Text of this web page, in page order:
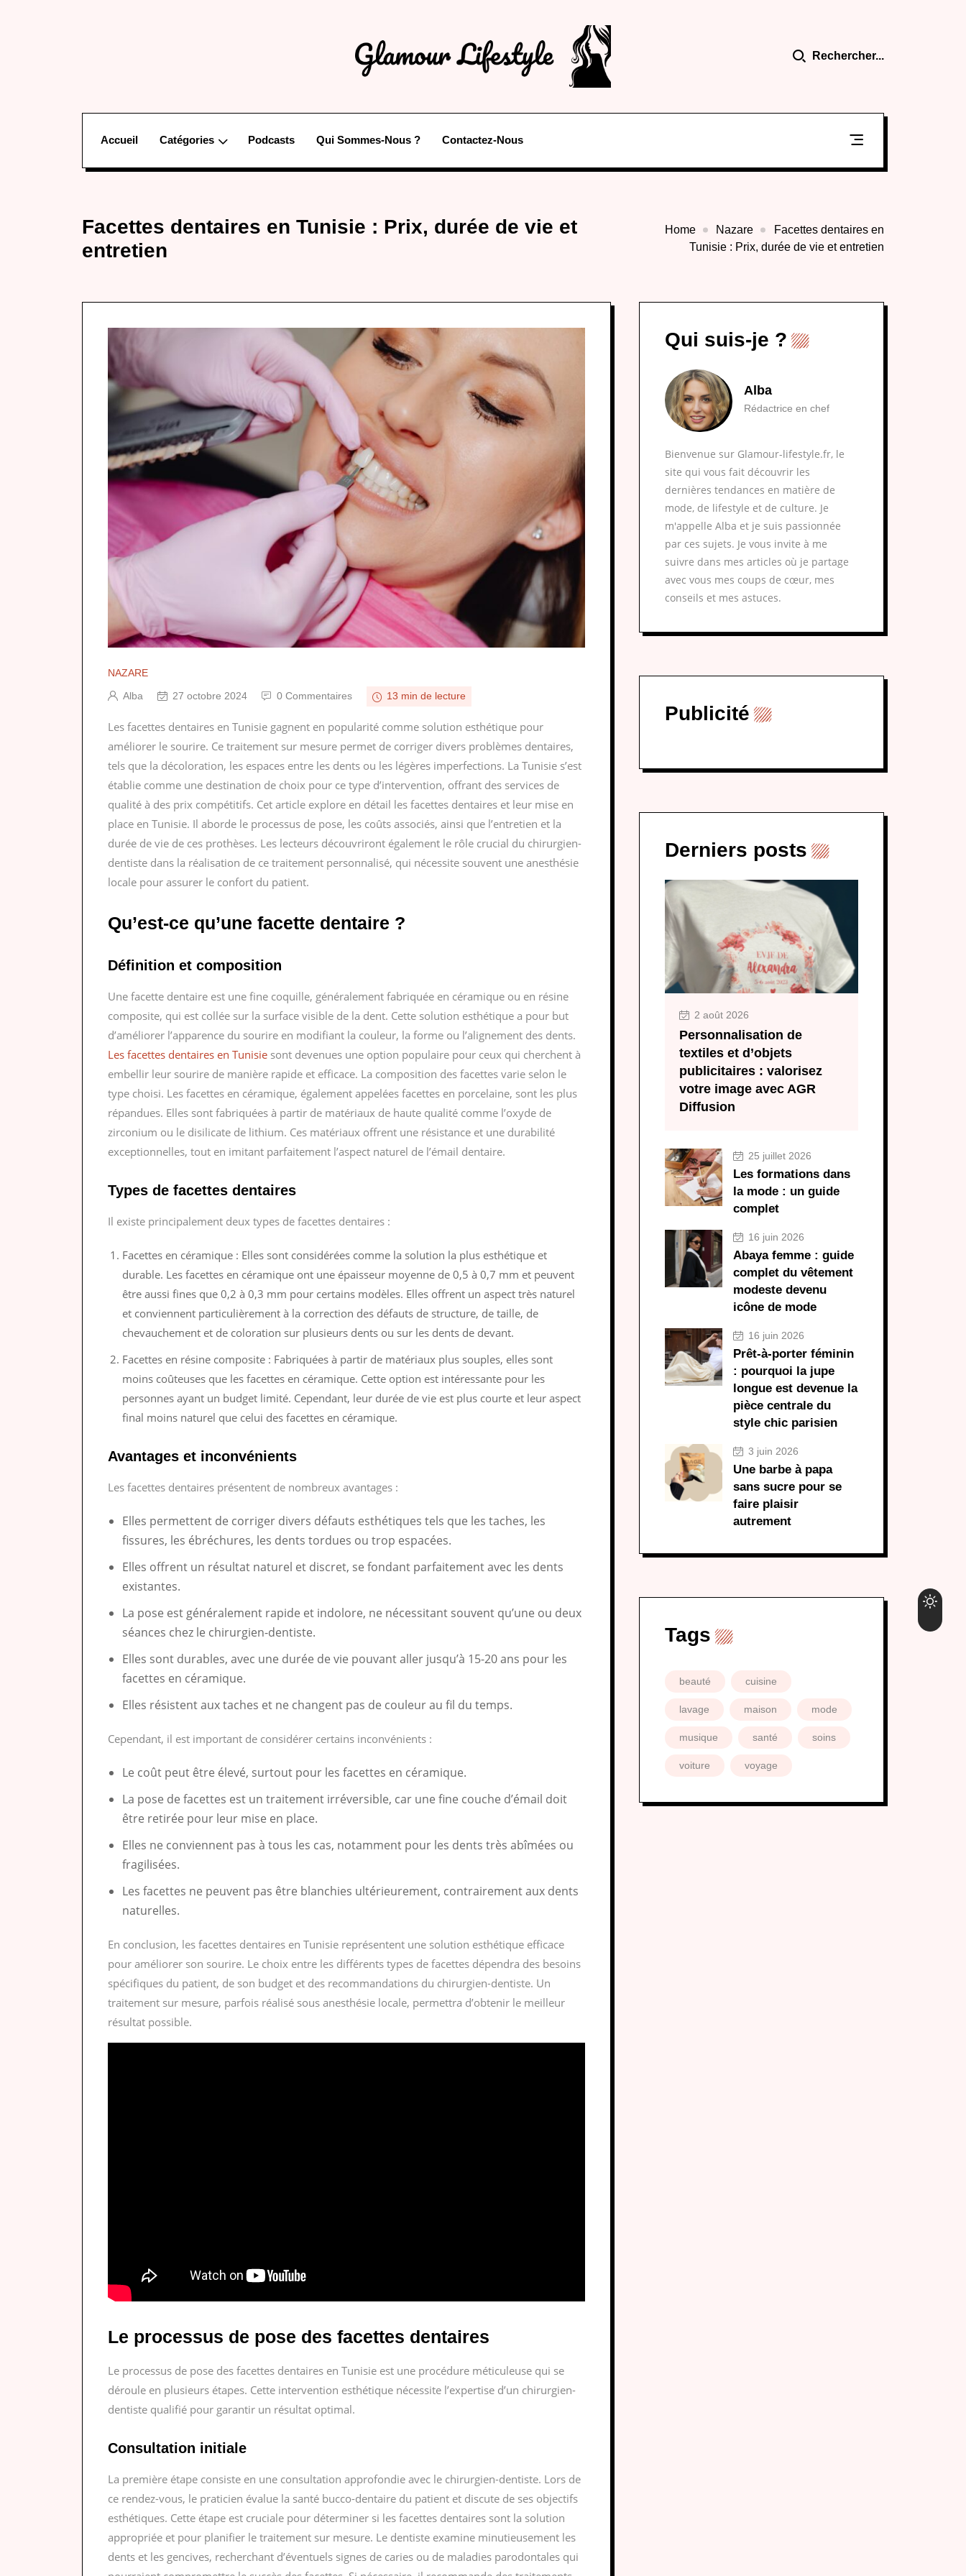
Rechercher...
Accueil Catégories Podcasts Qui Sommes-Nous ? Contactez-Nous
Facettes dentaires en Tunisie : Prix, durée de vie et
entretien
Home Nazare
Facettes dentaires en
Tunisie : Prix, durée de vie et entretien
NAZARE
Alba
27 octobre 2024 0 Commentaires 13 min de lecture
Les facettes dentaires en Tunisie gagnent en popularité comme solution esthétique pour
améliorer le sourire. Ce traitement sur mesure permet de corriger divers problèmes dentaires,
tels que la décoloration, les espaces entre les dents ou les légères imperfections. La Tunisie s’est
établie comme une destination de choix pour ce type d’intervention, offrant des services de
qualité à des prix compétitifs. Cet article explore en détail les facettes dentaires et leur mise en
place en Tunisie. Il aborde le processus de pose, les coûts associés, ainsi que l’entretien et la
durée de vie de ces prothèses. Les lecteurs découvriront également le rôle crucial du chirurgien-
dentiste dans la réalisation de ce traitement personnalisé, qui nécessite souvent une anesthésie
locale pour assurer le confort du patient.
Qu’est-ce qu’une facette dentaire ?
Définition et composition
Une facette dentaire est une fine coquille, généralement fabriquée en céramique ou en résine
composite, qui est collée sur la surface visible de la dent. Cette solution esthétique a pour but
d’améliorer l’apparence du sourire en modifiant la couleur, la forme ou l’alignement des dents.
Les facettes dentaires en Tunisie sont devenues une option populaire pour ceux qui cherchent à
embellir leur sourire de manière rapide et efficace. La composition des facettes varie selon le
type choisi. Les facettes en céramique, également appelées facettes en porcelaine, sont les plus
répandues. Elles sont fabriquées à partir de matériaux de haute qualité comme l’oxyde de
zirconium ou le disilicate de lithium. Ces matériaux offrent une résistance et une durabilité
exceptionnelles, tout en imitant parfaitement l’aspect naturel de l’émail dentaire.
Types de facettes dentaires
Il existe principalement deux types de facettes dentaires :
Facettes en céramique : Elles sont considérées comme la solution la plus esthétique et
durable. Les facettes en céramique ont une épaisseur moyenne de 0,5 à 0,7 mm et peuvent
être aussi fines que 0,2 à 0,3 mm pour certains modèles. Elles offrent un aspect très naturel
et conviennent particulièrement à la correction des défauts de structure, de taille, de
chevauchement et de coloration sur plusieurs dents ou sur les dents de devant.
Facettes en résine composite : Fabriquées à partir de matériaux plus souples, elles sont
moins coûteuses que les facettes en céramique. Cette option est intéressante pour les
personnes ayant un budget limité. Cependant, leur durée de vie est plus courte et leur aspect
final moins naturel que celui des facettes en céramique.
Avantages et inconvénients
Les facettes dentaires présentent de nombreux avantages :
Elles permettent de corriger divers défauts esthétiques tels que les taches, les
fissures, les ébréchures, les dents tordues ou trop espacées.
Elles offrent un résultat naturel et discret, se fondant parfaitement avec les dents
existantes.
La pose est généralement rapide et indolore, ne nécessitant souvent qu’une ou deux
séances chez le chirurgien-dentiste.
Elles sont durables, avec une durée de vie pouvant aller jusqu’à 15-20 ans pour les
facettes en céramique.
Elles résistent aux taches et ne changent pas de couleur au fil du temps.
Cependant, il est important de considérer certains inconvénients :
Le coût peut être élevé, surtout pour les facettes en céramique.
La pose de facettes est un traitement irréversible, car une fine couche d’émail doit
être retirée pour leur mise en place.
Elles ne conviennent pas à tous les cas, notamment pour les dents très abîmées ou
fragilisées.
Les facettes ne peuvent pas être blanchies ultérieurement, contrairement aux dents
naturelles.
En conclusion, les facettes dentaires en Tunisie représentent une solution esthétique efficace
pour améliorer son sourire. Le choix entre les différents types de facettes dépendra des besoins
spécifiques du patient, de son budget et des recommandations du chirurgien-dentiste. Un
traitement sur mesure, parfois réalisé sous anesthésie locale, permettra d’obtenir le meilleur
résultat possible.
Le processus de pose des facettes dentaires
Le processus de pose des facettes dentaires en Tunisie est une procédure méticuleuse qui se
déroule en plusieurs étapes. Cette intervention esthétique nécessite l’expertise d’un chirurgien-
dentiste qualifié pour garantir un résultat optimal.
Consultation initiale
La première étape consiste en une consultation approfondie avec le chirurgien-dentiste. Lors de
ce rendez-vous, le praticien évalue la santé bucco-dentaire du patient et discute de ses objectifs
esthétiques. Cette étape est cruciale pour déterminer si les facettes dentaires sont la solution
appropriée et pour planifier le traitement sur mesure. Le dentiste examine minutieusement les
dents et les gencives, recherchant d’éventuels signes de caries ou de maladies parodontales qui
Qui suis-je ?
Alba
Rédactrice en chef
Bienvenue sur Glamour-lifestyle.fr, le
site qui vous fait découvrir les
dernières tendances en matière de
mode, de lifestyle et de culture. Je
m'appelle Alba et je suis passionnée
par ces sujets. Je vous invite à me
suivre dans mes articles où je partage
avec vous mes coups de cœur, mes
conseils et mes astuces.
Publicité
Derniers posts
2 août 2026
Personnalisation de
textiles et d’objets
publicitaires : valorisez
votre image avec AGR
Diffusion
25 juillet 2026
Les formations dans
la mode : un guide
complet
16 juin 2026
Abaya femme : guide
complet du vêtement
modeste devenu
icône de mode
16 juin 2026
Prêt-à-porter féminin
: pourquoi la jupe
longue est devenue la
pièce centrale du
style chic parisien
3 juin 2026
Une barbe à papa
sans sucre pour se
faire plaisir
autrement
Tags
beauté cuisine
lavage maison mode
musique santé soins
voiture voyage